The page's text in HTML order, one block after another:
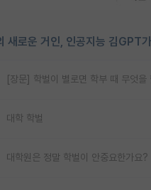
새로운 거인, 인공지능 김GPT
[장문] 학벌이 별로면 학부 때 무엇을
대학 학벌
대학원은 정말 학벌이 안중요한가요?